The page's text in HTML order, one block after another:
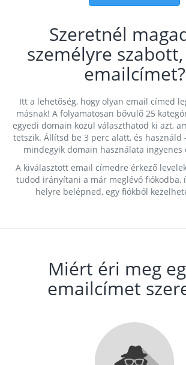
Szeretnél
személyre
emailcímet?
Itt a lehetőség, hogy olyan email címed
másnak! A folyamatosan bővülő 25
egyedi domain közül választhatod ki azt,
tetszik. Állítsd be 3 perc alatt, és használd
mindegyik domain használata ingyenes
A kiválasztott email címedre érkező
tudod irányítani a már meglévő fiókodba,
helyre belépned, egy fiókból
Miért éri meg
emailcímet